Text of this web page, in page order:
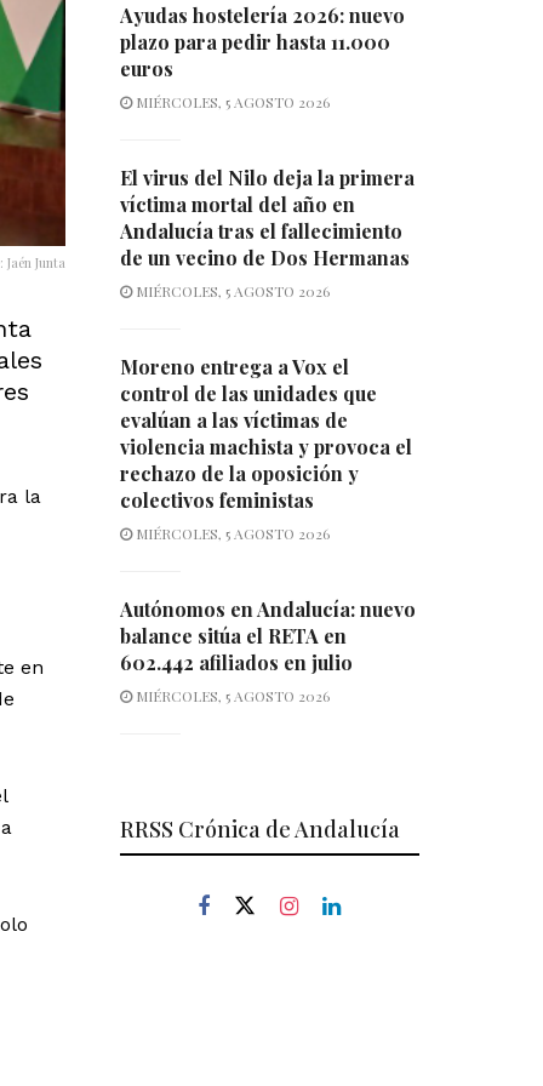
Jaén Junta
la
en
Ayudas hostelería 2026: nuevo
plazo para pedir hasta 11.000
euros
MIÉRCOLES, 5 AGOSTO 2026
El virus del Nilo deja la primera
víctima mortal del año en
Andalucía tras el fallecimiento
de un vecino de Dos Hermanas
MIÉRCOLES, 5 AGOSTO 2026
Moreno entrega a Vox el
control de las unidades que
evalúan a las víctimas de
violencia machista y provoca el
rechazo de la oposición y
colectivos feministas
MIÉRCOLES, 5 AGOSTO 2026
Autónomos en Andalucía: nuevo
balance sitúa el RETA en
602.442 afiliados en julio
MIÉRCOLES, 5 AGOSTO 2026
RRSS Crónica de Andalucía